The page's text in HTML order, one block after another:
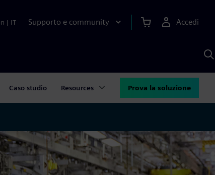
| IT Supporto e community Accedi
Caso studio Resources Prova la soluzione